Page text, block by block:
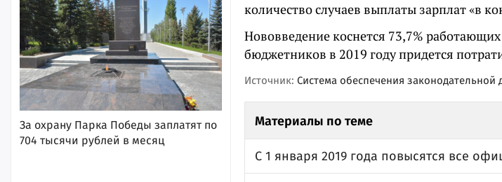
За охрану Парка Победы заплатят по
704 тысячи рублей в месяц
количество случаев выплаты зарплат «в
Нововведение коснется 73,7%
бюджетников в 2019 году придется
Источник: Система обеспечения законодательной
Материалы по теме
С 1 января 2019 года повысятся все